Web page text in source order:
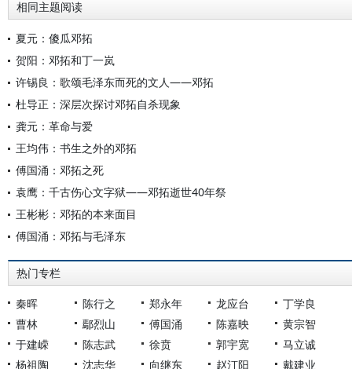
相同主题阅读
夏元：傻瓜邓拓
贺阳：邓拓和丁一岚
许锡良：歌颂毛泽东而死的文人——邓拓
杜导正：深层次探讨邓拓自杀现象
龚元：革命与爱
王均伟：书生之外的邓拓
傅国涌：邓拓之死
袁鹰：千古伤心文字狱——邓拓逝世40年祭
王彬彬：邓拓的本来面目
傅国涌：邓拓与毛泽东
热门专栏
秦晖 陈行之 郑永年 龙应台
丁学良
曹林
鄢烈山 傅国涌 陈嘉映
黄宗智
于建嵘
陈志武 徐贲 郭宇宽
马立诚
杨祖陶
沈志华 向继东 赵汀阳 戴建业